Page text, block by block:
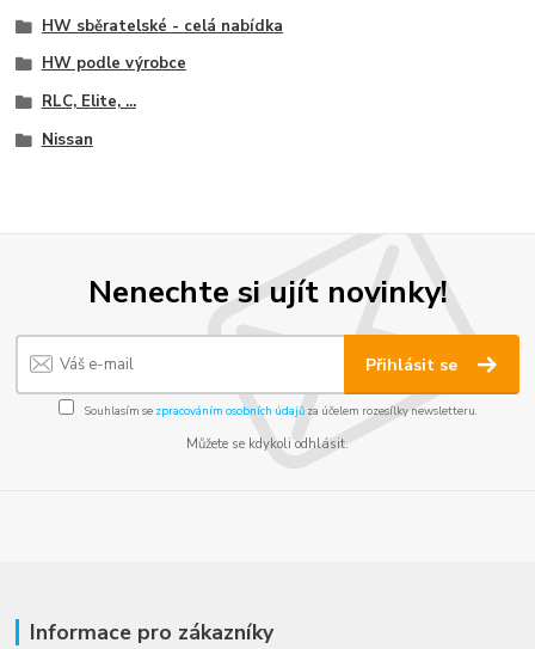
HW sběratelské - celá nabídka
HW podle výrobce
RLC, Elite, ...
Nissan
Nenechte si ujít novinky!
Přihlásit se
Souhlasím se zpracováním osobních údajůza účelem rozesílky newsletteru.
Můžete se kdykoli odhlásit.
Informace pro zákazníky